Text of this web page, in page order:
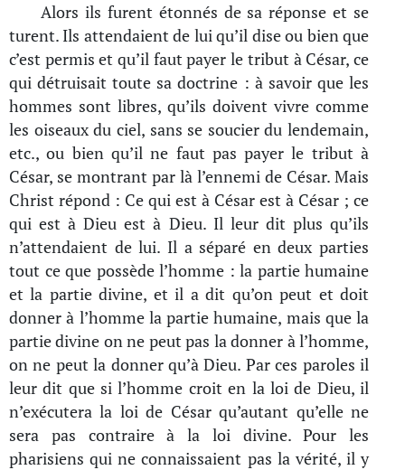
Alors ils furent étonnés de sa réponse et se
turent. Ils attendaient de lui qu’il dise ou bien que
c’est permis et qu’il faut payer le tribut à César, ce
qui détruisait toute sa doctrine : à savoir que les
hommes sont libres, qu’ils doivent vivre comme
les oiseaux du ciel, sans se soucier du lendemain,
etc., ou bien qu’il ne faut pas payer le tribut à
César, se montrant par là l’ennemi de César. Mais
Christ répond : Ce qui est à César est à César ; ce
qui est à Dieu est à Dieu. Il leur dit plus qu’ils
n’attendaient de lui. Il a séparé en deux parties
tout ce que possède l’homme : la partie humaine
et la partie divine, et il a dit qu’on peut et doit
donner à l’homme la partie humaine, mais que la
partie divine on ne peut pas la donner à l’homme,
on ne peut la donner qu’à Dieu. Par ces paroles il
leur dit que si l’homme croit en la loi de Dieu, il
n’exécutera la loi de César qu’autant qu’elle ne
sera pas contraire à la loi divine. Pour les
pharisiens qui ne connaissaient pas la vérité, il y